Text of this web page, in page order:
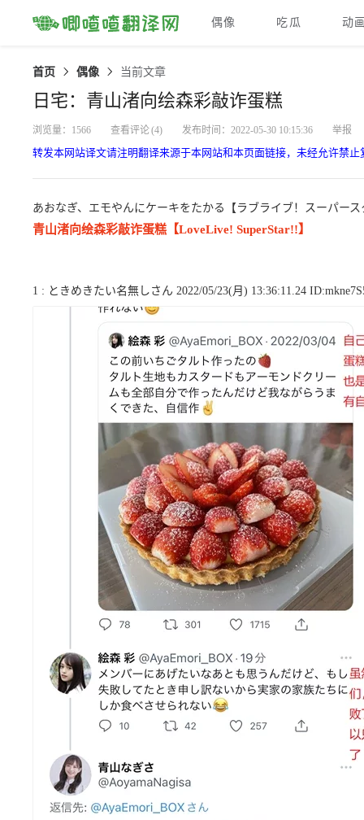
偶像 吃瓜 动
首页 偶像 当前文章
日宅：青山渚向绘森彩敲诈蛋糕
浏览量：1566 查看评论(4) 发布时间：2022-05-30 10:15:36 举报
转发本网站译文请注明翻译来源于本网站和本页面链接，未经允许禁
あおなぎ、エモやんにケーキをたかる【ラブライブ！スーパー
青山渚向绘森彩敲诈蛋糕【LoveLive! SuperStar!!】
1 : ときめきたい名無しさん 2022/05/23(月) 13:36:11.24